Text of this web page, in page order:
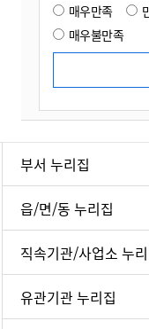
매우만족
매우불만족
부서 누리집
읍/면/동 누리집
직속기관/사업소 누
유관기관 누리집